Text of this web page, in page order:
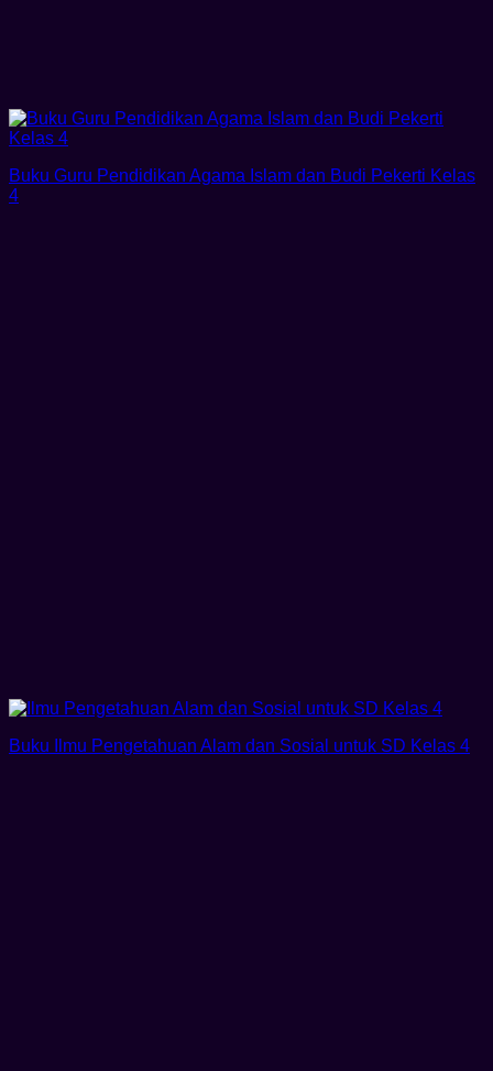
Buku Guru Pendidikan Agama Islam dan Budi Pekerti Kelas
4
Buku Ilmu Pengetahuan Alam dan Sosial untuk SD Kelas 4